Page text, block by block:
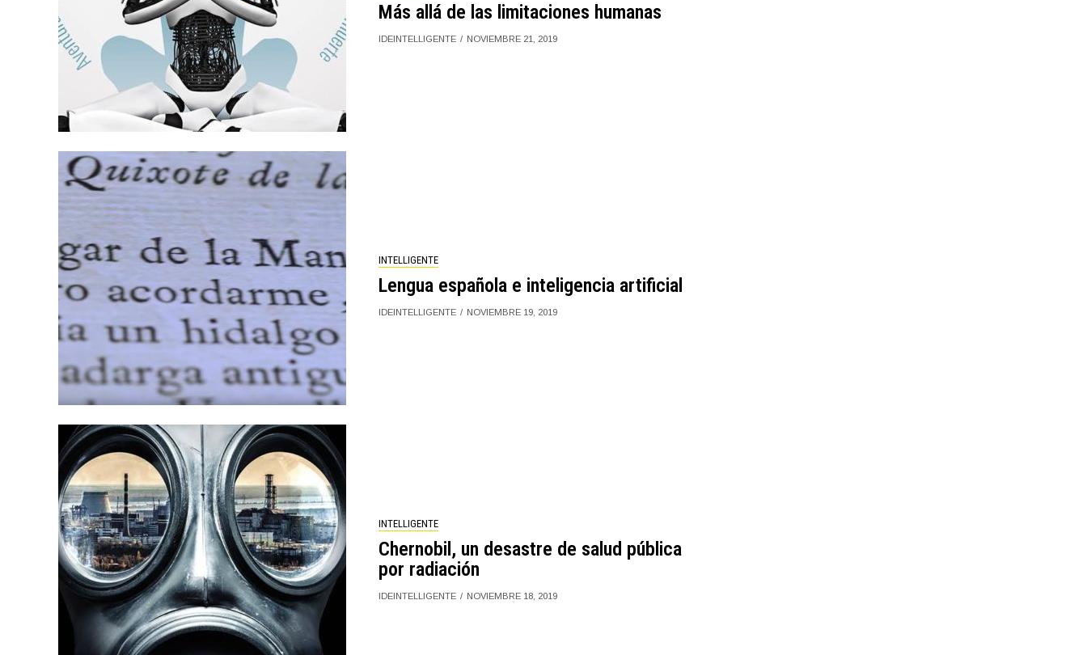
Más allá de las limitaciones humanas
IDEINTELLIGENTE NOVIEMBRE 21, 2019
INTELLIGENTE
Lengua española e inteligencia artificial
IDEINTELLIGENTE NOVIEMBRE 19, 2019
INTELLIGENTE
Chernobil, un desastre de salud pública
por radiación
IDEINTELLIGENTE NOVIEMBRE 18, 2019